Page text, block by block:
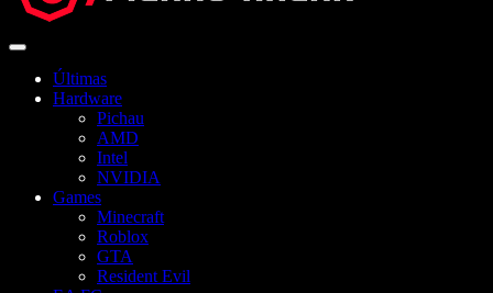
Abrir
Últimas
Hardware
Pichau
AMD
Intel
NVIDIA
Games
Minecraft
Roblox
GTA
Resident Evil